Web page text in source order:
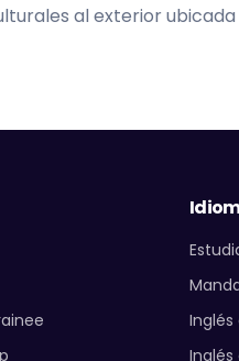
al exterior
Inglés
Inglés